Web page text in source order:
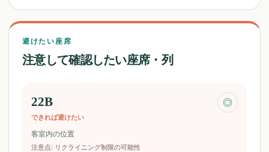
避けたい座席
注意して確認したい座席・列
22B
できれば避けたい
◎
客室内の位置
注意点: リクライニング制限の可能性